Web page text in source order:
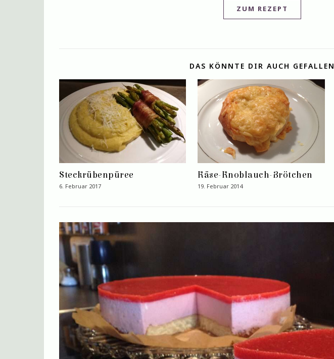
ZUM REZEPT
DAS KÖNNTE DIR AUCH GEFALLEN
Steckrübenpüree
6. Februar 2017
Käse-Knoblauch-Brötchen
19. Februar 2014